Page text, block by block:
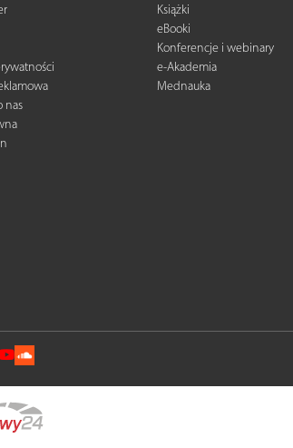
nas
Książki
eBooki
Konferencje i webinary
e-Akademia
Mednauka